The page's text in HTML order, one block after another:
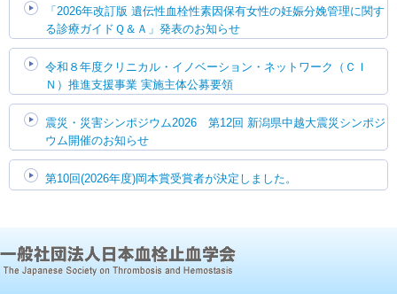
「2026年改訂版 遺伝性血栓性素因保有女性の妊娠分娩管理に関す
る診療ガイドＱ＆Ａ」発表のお知らせ
令和８年度クリニカル・イノベーション・ネットワーク（ＣＩ
Ｎ）推進支援事業 実施主体公募要領
震災・災害シンポジウム2026 第12回 新潟県中越大震災シンポジ
ウム開催のお知らせ
第10回(2026年度)岡本賞受賞者が決定しました。